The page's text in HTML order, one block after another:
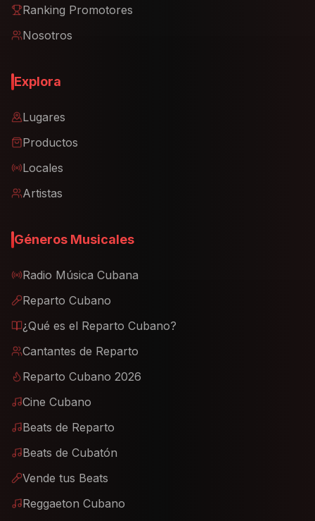
Ranking Promotores
Nosotros
Explora
Lugares
Productos
Locales
Artistas
Géneros Musicales
Radio Música Cubana
Reparto Cubano
¿Qué es el Reparto Cubano?
Cantantes de Reparto
Reparto Cubano 2026
Cine Cubano
Beats de Reparto
Beats de Cubatón
Vende tus Beats
Reggaeton Cubano